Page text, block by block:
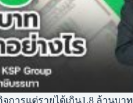
จการแต่รายได้เกิน1.8 ล้านบา